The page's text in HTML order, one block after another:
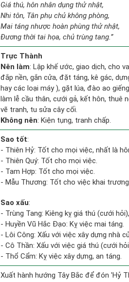
Giá thú, hôn nhân dụng thử nhật,
Nhi tôn, Tân phụ chủ không phòng,
Mai táng nhược hoàn phùng thử nhật,
Đương thời tai họa, chủ trùng tang.”
Trực Thành
Nên làm: Lập khế ước, giao dịch, cho
đắp nền, gắn cửa, đặt táng, kê gác,
hay các loại máy ), gặt lúa, đào ao
làm lễ cầu thân, cưới gả, kết hôn, thuê
vẽ tranh, tu sửa cây cối.
Không nên: Kiện tụng, tranh chấp.
Sao tốt:
- Thiên Hỷ: Tốt cho mọi việc, nhất là
- Thiên Quý: Tốt cho mọi việc.
- Tam Hợp: Tốt cho mọi việc.
- Mẫu Thương: Tốt cho việc khai
Sao xấu:
- Trùng Tang: Kiêng kỵ giá thú (cưới
- Huyền Vũ Hắc Đạo: Kỵ việc mai táng.
- Lôi Công: Xấu với việc xây dựng nhà
- Cô Thần: Xấu với việc giá thú (cưới
- Thổ Cẩm: Kỵ việc xây dựng, an táng.
Xuất hành hướng Tây Bắc để đón 'Hỷ